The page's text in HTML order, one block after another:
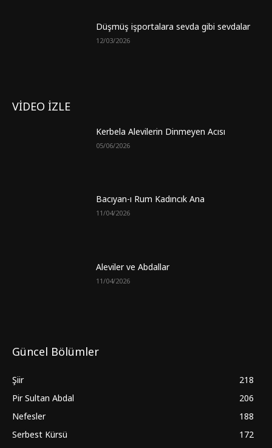
Düşmüş işportalara sevda gibi sevdalar
12/03/2026
VİDEO İZLE
Kerbela Alevilerin Dinmeyen Acısı
05/06/2026
Bacıyan-ı Rum Kadıncık Ana
11/04/2026
Aleviler ve Abdallar
11/04/2026
Güncel Bölümler
Şiir
218
Pir Sultan Abdal
206
Nefesler
188
Serbest Kürsü
172